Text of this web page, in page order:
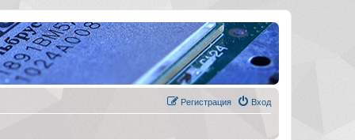
Вход
Регистрация